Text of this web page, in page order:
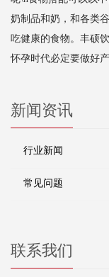
奶制品和奶，和各类
吃健康的食物。丰硕
怀孕时代必定要做好
新闻资讯
行业新闻
常见问题
联系我们